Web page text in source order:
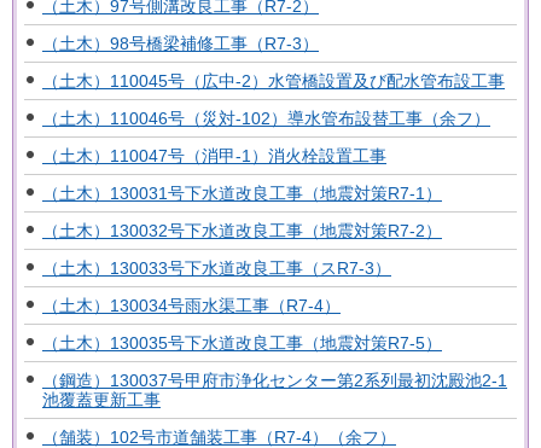
（土木）97号側溝改良工事（R7-2）
（土木）98号橋梁補修工事（R7-3）
（土木）110045号（広中-2）水管橋設置及び配水管布設工事
（土木）110046号（災対-102）導水管布設替工事（余フ）
（土木）110047号（消甲-1）消火栓設置工事
（土木）130031号下水道改良工事（地震対策R7-1）
（土木）130032号下水道改良工事（地震対策R7-2）
（土木）130033号下水道改良工事（スR7-3）
（土木）130034号雨水渠工事（R7-4）
（土木）130035号下水道改良工事（地震対策R7-5）
（鋼造）130037号甲府市浄化センター第2系列最初沈殿池2-1
池覆蓋更新工事
（舗装）102号市道舗装工事（R7-4）（余フ）